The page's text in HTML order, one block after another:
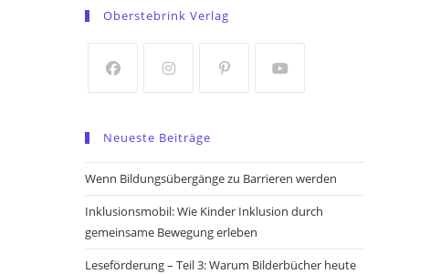
a
tab
Oberstebrink Verlag
a
new
a
new
new
Neueste Beiträge
Wenn Bildungsübergänge zu Barrieren werden
Inklusionsmobil: Wie Kinder Inklusion durch
gemeinsame Bewegung erleben
Leseförderung – Teil 3: Warum Bilderbücher heute